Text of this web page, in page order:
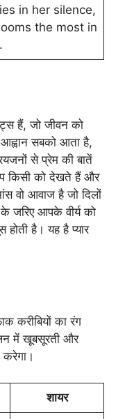
in her silence,
the most in
हैं, जो जीवन को
सबको आता है,
से प्रेम की बातें
किसी को देखते हैं और
वो आवाज है जो दिलों
जरिए आपके वीर्य को
है। यह है प्यार
करीबियों का रंग
में खूबसूरती और
करेगा।
शायर